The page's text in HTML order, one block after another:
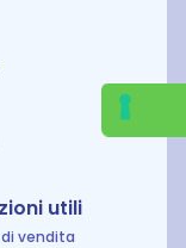
utili
vendita